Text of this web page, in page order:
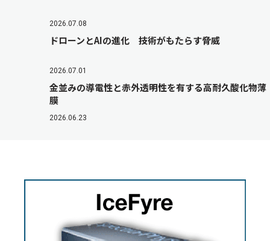
2026.07.08
ドローンとAIの進化 技術がもたらす脅威
2026.07.01
金並みの導電性と赤外透明性を有する高耐久酸化物薄
膜
2026.06.23